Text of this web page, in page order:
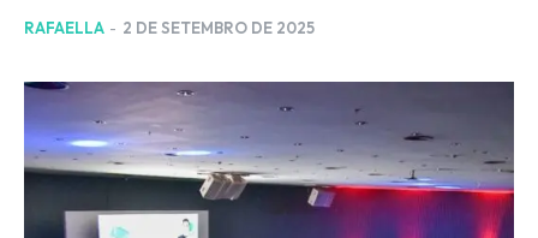
RAFAELLA - 2 DE SETEMBRO DE 2025